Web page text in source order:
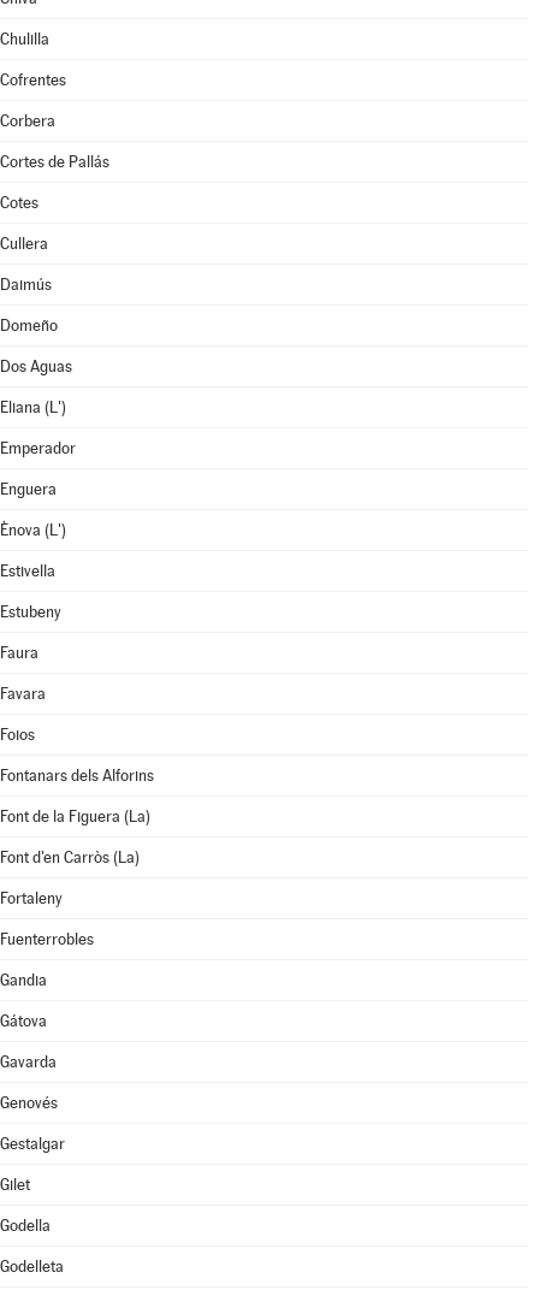
Chulilla
Cofrentes
Corbera
Cortes de Pallás
Cotes
Cullera
Daimús
Domeño
Dos Aguas
Eliana (L')
Emperador
Enguera
Ènova (L')
Estivella
Estubeny
Faura
Favara
Foios
Fontanars dels Alforins
Font de la Figuera (La)
Font d'en Carròs (La)
Fortaleny
Fuenterrobles
Gandia
Gátova
Gavarda
Genovés
Gestalgar
Gilet
Godella
Godelleta